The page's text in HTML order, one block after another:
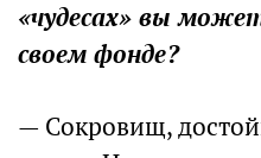
«чудесах» вы
своем фонде?
— Сокровищ,